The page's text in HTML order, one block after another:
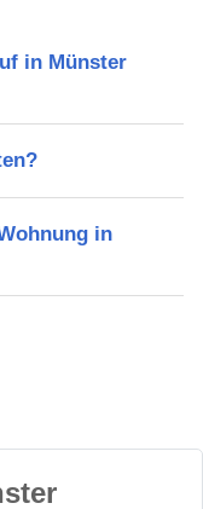
in Münster
in